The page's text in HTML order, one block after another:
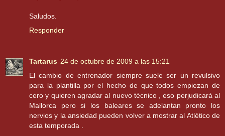
Saludos.
Responder
Tartarus 24 de octubre de 2009 a las 15:21
El cambio de entrenador siempre suele ser un revulsivo
para la plantilla por el hecho de que todos empiezan de
cero y quieren agradar al nuevo técnico , eso perjudicará al
Mallorca pero si los baleares se adelantan pronto los
nervios y la ansiedad pueden volver a mostrar al Atlético de
esta temporada .